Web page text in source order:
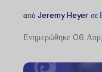
από Jeremy Heyer σε
Ενημερώθηκε 06